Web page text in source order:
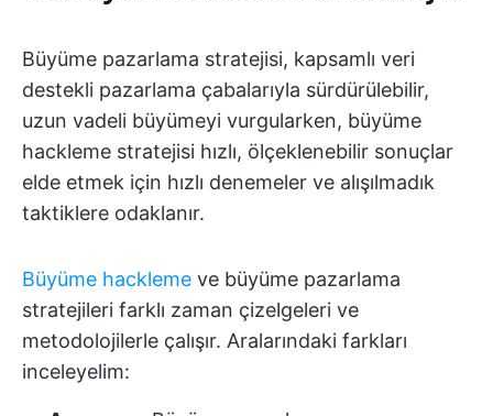
Büyüme pazarlama stratejisi, kapsamlı veri
destekli pazarlama çabalarıyla sürdürülebilir,
uzun vadeli büyümeyi vurgularken, büyüme
hackleme stratejisi hızlı, ölçeklenebilir sonuçlar
elde etmek için hızlı denemeler ve alışılmadık
taktiklere odaklanır.
Büyüme hackleme ve büyüme pazarlama
stratejileri farklı zaman çizelgeleri ve
metodolojilerle çalışır. Aralarındaki farkları
inceleyelim: